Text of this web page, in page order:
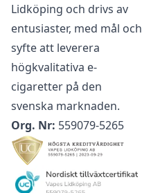
Lidköping och drivs av
entusiaster, med mål och
syfte att leverera
högkvalitativa e-
cigaretter på den
svenska marknaden.
Org. Nr: 559079-5265